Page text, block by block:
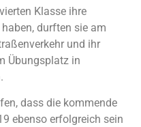
Klasse ihre
durften sie am
und ihr
Übungsplatz in
dass die kommende
ebenso erfolgreich sein